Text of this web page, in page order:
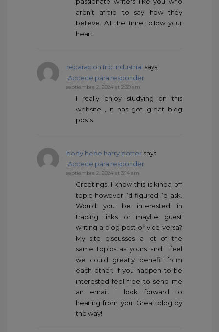
aren’t afraid to say how they
believe. All the time follow your
heart.
reparacion frio industrial says
:Accede para responder
septiembre 2, 2024 at 2:39 am
I really enjoy studying on this
website , it has got great blog
posts.
body bebe harry potter says
:Accede para responder
septiembre 2, 2024 at 3:14 am
Greetings! I know this is kinda off
topic however I’d figured I’d ask.
Would you be interested in
trading links or maybe guest
writing a blog post or vice-versa?
My site discusses a lot of the
same topics as yours and I feel
we could greatly benefit from
each other. If you happen to be
interested feel free to send me
an email. I look forward to
hearing from you! Great blog by
the way!